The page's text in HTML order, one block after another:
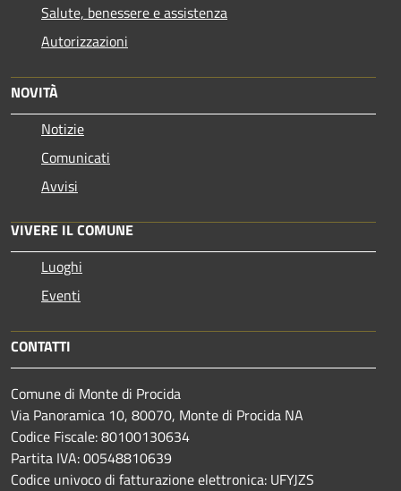
Salute, benessere e assistenza
Autorizzazioni
NOVITÀ
Notizie
Comunicati
Avvisi
VIVERE IL COMUNE
Luoghi
Eventi
CONTATTI
Comune di Monte di Procida
Via Panoramica 10, 80070, Monte di Procida NA
Codice Fiscale: 80100130634
Partita IVA: 00548810639
Codice univoco di fatturazione elettronica: UFYJZS